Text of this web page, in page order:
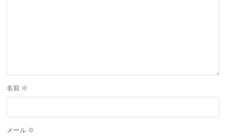
名前 ※
メール ※